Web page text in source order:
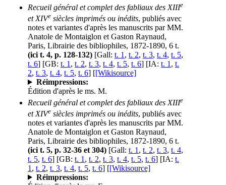
Recueil général et complet des fabliaux des XIIIe
et XIVe siècles imprimés ou inédits, publiés avec
notes et variantes d'après les manuscrits par MM.
Anatole de Montaiglon et Gaston Raynaud,
Paris, Librairie des bibliophiles, 1872-1890, 6 t.
(ici t. 4, p. 128-132) [Gall: t. 1 , t. 2, t. 3, t. 4, t. 5,
t. 6] [GB: t. 1 , t. 2, t. 3, t. 4, t. 5, t. 6] [IA: t. 1 , t.
2, t. 3, t. 4, t. 5, t. 6] [[Wikisource]
Réimpressions:
Édition d'après le ms. M.
Recueil général et complet des fabliaux des XIIIe
et XIVe siècles imprimés ou inédits, publiés avec
notes et variantes d'après les manuscrits par MM.
Anatole de Montaiglon et Gaston Raynaud,
Paris, Librairie des bibliophiles, 1872-1890, 6 t.
(ici t. 5, p. 32-36 et 304) [Gall: t. 1 , t. 2, t. 3, t. 4,
t. 5, t. 6] [GB: t. 1 , t. 2, t. 3, t. 4, t. 5, t. 6] [IA: t.
1 , t. 2, t. 3, t. 4, t. 5, t. 6] [[Wikisource]
Réimpressions: